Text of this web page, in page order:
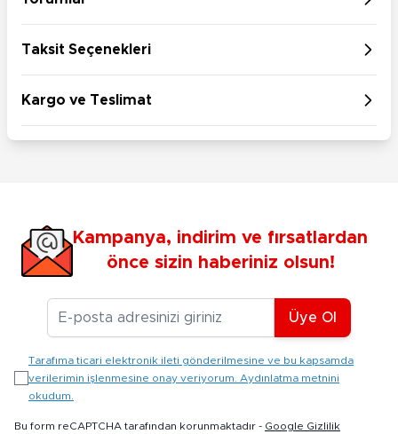
Taksit Seçenekleri
Kargo ve Teslimat
Kampanya, indirim ve fırsatlardan
önce sizin haberiniz olsun!
E-posta Adresiniz
Üye Ol
Tarafıma ticari elektronik ileti gönderilmesine ve bu kapsamda
verilerimin işlenmesine onay veriyorum. Aydınlatma metnini
okudum.
Bu form reCAPTCHA tarafından korunmaktadır - Google Gizlilik